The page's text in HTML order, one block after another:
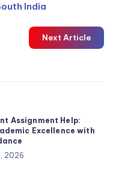
India
Next Article
Assignment Help:
Excellence with
2026